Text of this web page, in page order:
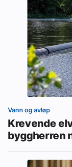
Vann og avløp
Krevende
byggherren